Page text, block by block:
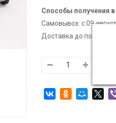
Способы получения в
Самовывоз: c 09
Доставка до подъезда: